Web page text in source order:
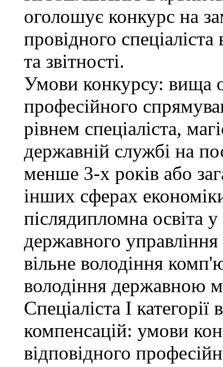
оголошує конкурс на
провідного
та звітності.
Умови конкурсу: вища
професійного
рівнем спеціаліста,
державній службі на
менше 3-х років або
інших сферах
післядипломна освіта
державного управління
вільне володіння
володіння державною
Спеціаліста І
компенсацій: умови
відповідного